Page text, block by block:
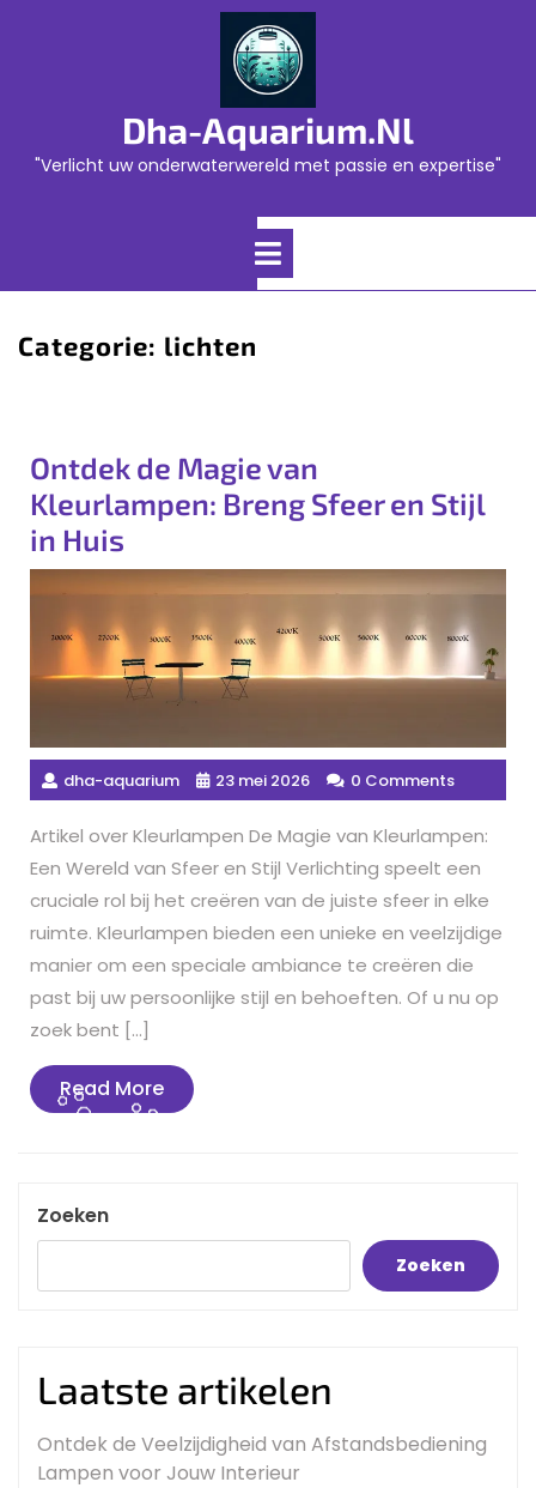
Dha-Aquarium.nl
"Verlicht uw onderwaterwereld met passie en expertise"
Open
Categorie: lichten
Ontdek de Magie van
Kleurlampen: Breng Sfeer en Stijl
in Huis
dha-aquarium 23 mei 2026 0 Comments
Artikel over Kleurlampen De Magie van Kleurlampen:
Een Wereld van Sfeer en Stijl Verlichting speelt een
cruciale rol bij het creëren van de juiste sfeer in elke
ruimte. Kleurlampen bieden een unieke en veelzijdige
manier om een speciale ambiance te creëren die
past bij uw persoonlijke stijl en behoeften. Of u nu op
zoek bent […]
Read MoreRead
More
Zoeken
Zoeken
Laatste artikelen
Ontdek de Veelzijdigheid van Afstandsbediening
Lampen voor Jouw Interieur